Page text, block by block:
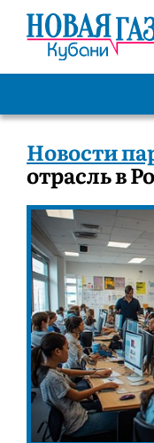
Новости
отрасль в